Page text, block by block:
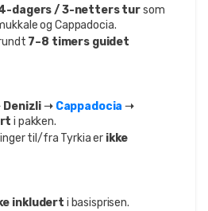
dagers / 3-netters tursom
og Cappadocia.
7–8 timers guidet
Denizli ➝ Cappadocia➝
i pakken.
til/fra Tyrkia er ikke
inkludert i basisprisen.